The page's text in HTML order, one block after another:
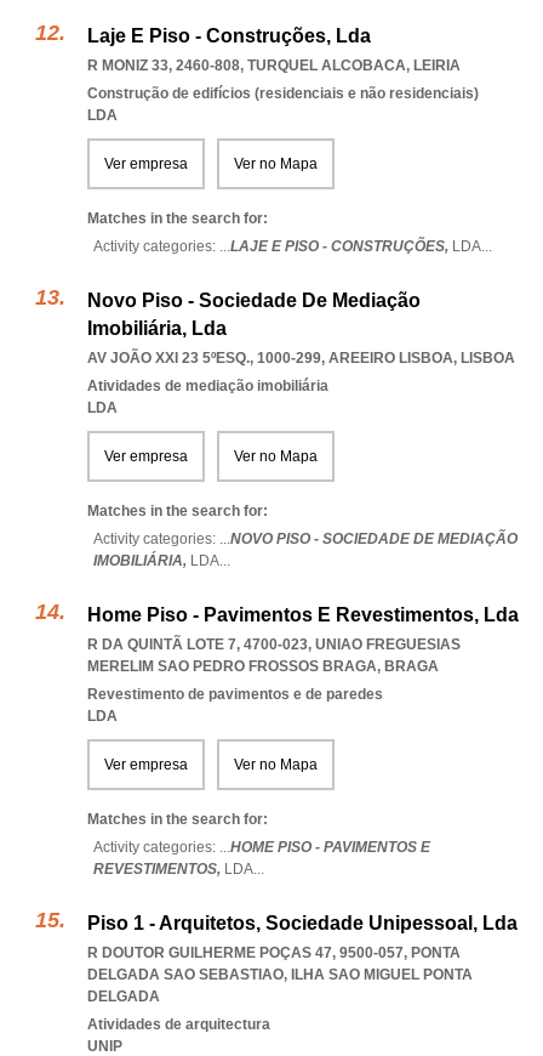
Laje E Piso - Construções, Lda
R MONIZ 33, 2460-808, TURQUEL ALCOBACA, LEIRIA
Construção de edifícios (residenciais e não residenciais)
LDA
Ver empresa Ver no Mapa
Matches in the search for:
Activity categories: ...LAJE E PISO - CONSTRUÇÕES, LDA...
Novo Piso - Sociedade De Mediação
Imobiliária, Lda
AV JOÃO XXI 23 5ºESQ., 1000-299, AREEIRO LISBOA, LISBOA
Atividades de mediação imobiliária
LDA
Ver empresa Ver no Mapa
Matches in the search for:
Activity categories: ...NOVO PISO - SOCIEDADE DE MEDIAÇÃO
IMOBILIÁRIA, LDA...
Home Piso - Pavimentos E Revestimentos, Lda
R DA QUINTÃ LOTE 7, 4700-023, UNIAO FREGUESIAS
MERELIM SAO PEDRO FROSSOS BRAGA, BRAGA
Revestimento de pavimentos e de paredes
LDA
Ver empresa Ver no Mapa
Matches in the search for:
Activity categories: ...HOME PISO - PAVIMENTOS E
REVESTIMENTOS, LDA...
Piso 1 - Arquitetos, Sociedade Unipessoal, Lda
R DOUTOR GUILHERME POÇAS 47, 9500-057, PONTA
DELGADA SAO SEBASTIAO, ILHA SAO MIGUEL PONTA
DELGADA
Atividades de arquitectura
UNIP